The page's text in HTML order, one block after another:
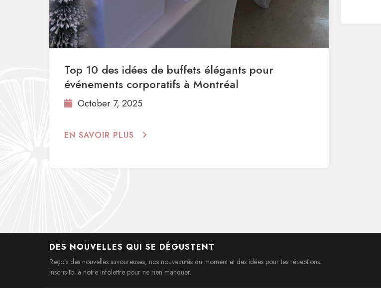
Top 10 des idées de buffets élégants pour
événements corporatifs à Montréal
October 7, 2025
EN SAVOIR PLUS
DES NOUVELLES QUI SE DÉGUSTENT
Reçois des nouvelles savoureuses, nos nouveautés du moment et des idées pour tes réceptions.
Inscris-toi à notre infolettre pour ne rien manquer.